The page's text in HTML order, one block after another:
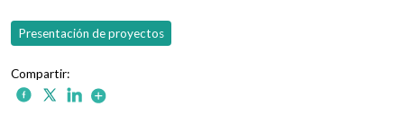
Presentación de proyectos